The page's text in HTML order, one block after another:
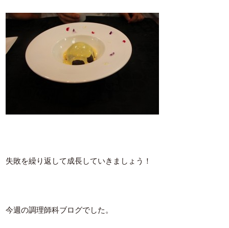
失敗を繰り返して成長していきましょう！
今週の調理師科ブログでした。